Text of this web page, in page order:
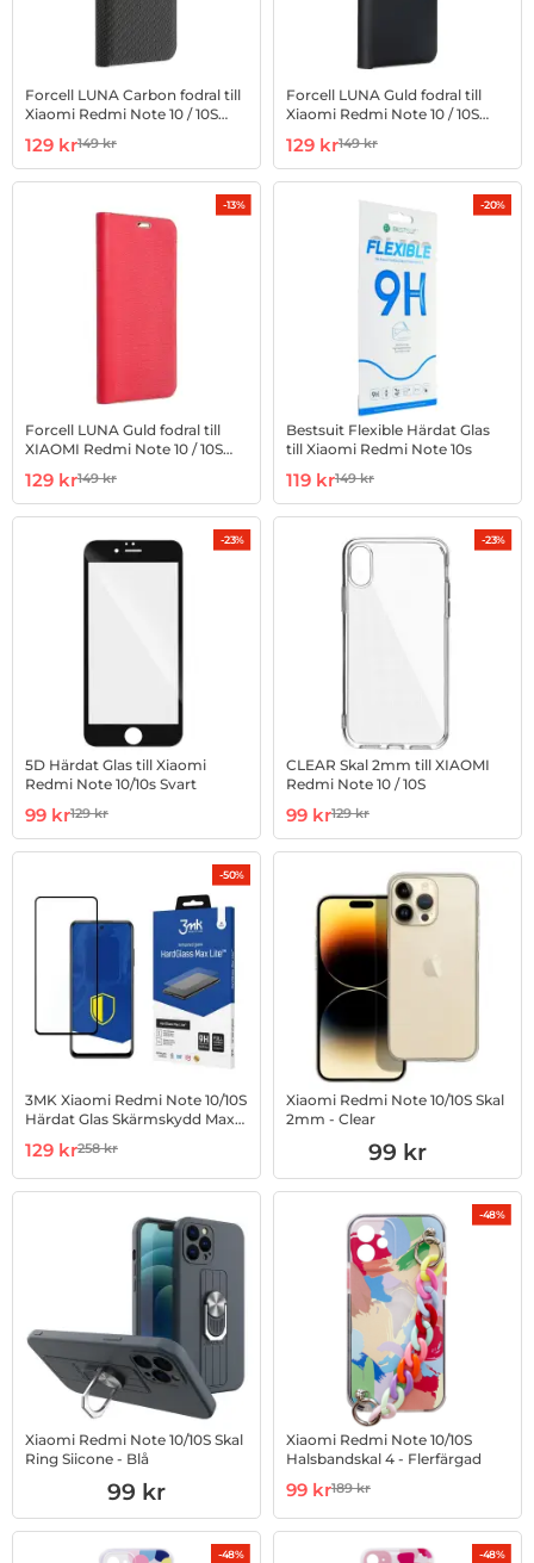
Forcell LUNA Carbon fodral till
Xiaomi Redmi Note 10 / 10S
Art. nr 1002887605
rea pris
129 krtidigare pris
149 kr
Forcell LUNA Guld fodral till
Xiaomi Redmi Note 10 / 10S
Art. nr 1002887632
rea pris
129 krtidigare pris
149 kr
-13%
Forcell LUNA Guld fodral till
XIAOMI Redmi Note 10 / 10S
Art. nr 1002887633
rea pris
129 krtidigare pris
149 kr
-20%
Bestsuit Flexible Härdat Glas
till Xiaomi Redmi Note 10s
Art. nr 1002887653
rea pris
119 krtidigare pris
149 kr
-23%
5D Härdat Glas till Xiaomi
Redmi Note 10/10s Svart
Art. nr 1002887664
rea pris
99 krtidigare pris
129 kr
-23%
CLEAR Skal 2mm till XIAOMI
Redmi Note 10 / 10S
Art. nr 1002887676
rea pris
99 krtidigare pris
129 kr
-50%
3MK Xiaomi Redmi Note 10/10S
Härdat Glas Skärmskydd Max
Art. nr 1002901699
rea pris
129 krtidigare pris
258 kr
Xiaomi Redmi Note 10/10S Skal
2mm - Clear
Art. nr 1002908524
99 kr
Xiaomi Redmi Note 10/10S Skal
Ring Siicone - Blå
Art. nr 1002912583
99 kr
-48%
Xiaomi Redmi Note 10/10S
Halsbandskal 4 - Flerfärgad
Art. nr 1002948572
rea pris
99 krtidigare pris
189 kr
-48% -48%